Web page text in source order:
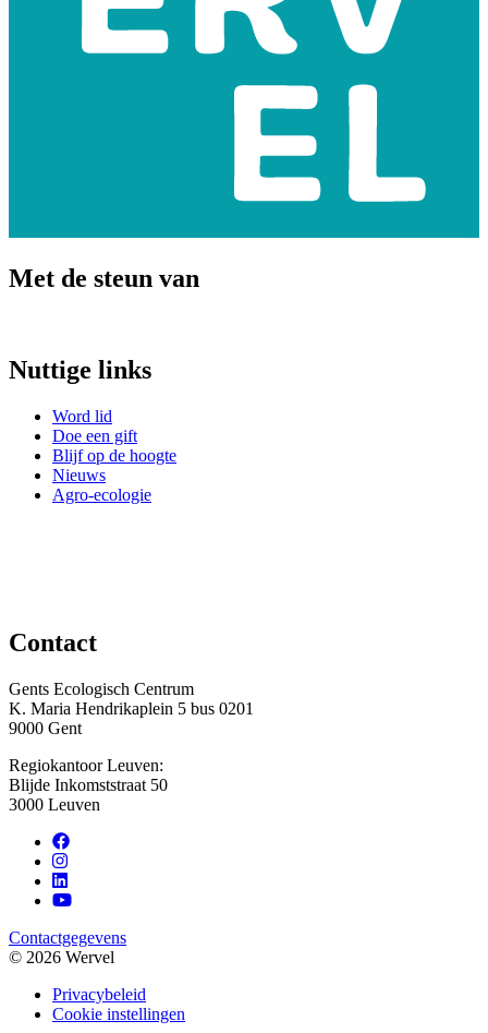
Met de steun van
Nuttige links
Word lid
Doe een gift
Blijf op de hoogte
Nieuws
Agro-ecologie
Contact
Gents Ecologisch Centrum
K. Maria Hendrikaplein 5 bus 0201
9000 Gent
Regiokantoor Leuven:
Blijde Inkomststraat 50
3000 Leuven
Contactgegevens
© 2026 Wervel
Privacybeleid
Cookie instellingen